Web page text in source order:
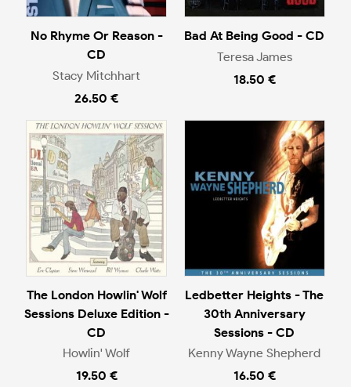
No Rhyme Or Reason -
CD
Stacy Mitchhart
26.50 €
Bad At Being Good - CD
Teresa James
18.50 €
The London Howlin' Wolf
Sessions Deluxe Edition -
CD
Howlin' Wolf
19.50 €
Ledbetter Heights - The
30th Anniversary
Sessions - CD
Kenny Wayne Shepherd
16.50 €